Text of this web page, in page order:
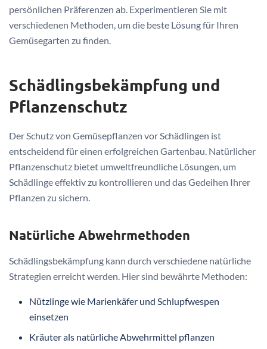
persönlichen Präferenzen ab. Experimentieren Sie mit
verschiedenen Methoden, um die beste Lösung für Ihren
Gemüsegarten zu finden.
Schädlingsbekämpfung und
Pflanzenschutz
Der Schutz von Gemüsepflanzen vor Schädlingen ist
entscheidend für einen erfolgreichen Gartenbau. Natürlicher
Pflanzenschutz bietet umweltfreundliche Lösungen, um
Schädlinge effektiv zu kontrollieren und das Gedeihen Ihrer
Pflanzen zu sichern.
Natürliche Abwehrmethoden
Schädlingsbekämpfung kann durch verschiedene natürliche
Strategien erreicht werden. Hier sind bewährte Methoden:
Nützlinge wie Marienkäfer und Schlupfwespen
einsetzen
Kräuter als natürliche Abwehrmittel pflanzen